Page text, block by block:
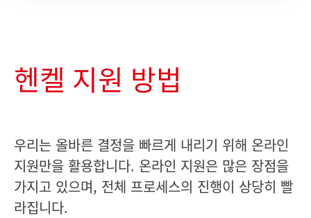
헨켈 지원 방법
우리는 올바른 결정을 빠르게 내리기 위해 온라인
지원만을 활용합니다. 온라인 지원은 많은 장점을
가지고 있으며, 전체 프로세스의 진행이 상당히 빨
라집니다.